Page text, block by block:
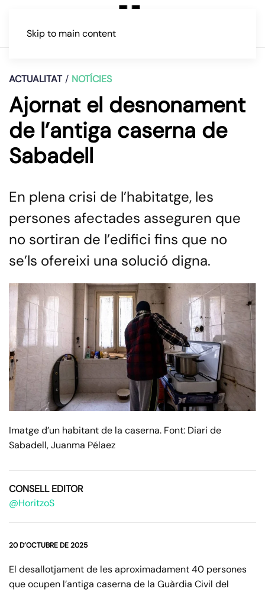
Skip to main content
ACTUALITAT NOTÍCIES
Ajornat el desnonament
de l’antiga caserna de
Sabadell
En plena crisi de l’habitatge, les
persones afectades asseguren que
no sortiran de l’edifici fins que no
se’ls ofereixi una solució digna.
Imatge d’un habitant de la caserna. Font: Diari de
Sabadell, Juanma Pélaez
CONSELL EDITOR
@HoritzoS
20 D’OCTUBRE DE 2025
El desallotjament de les aproximadament 40 persones
que ocupen l’antiga caserna de la Guàrdia Civil del